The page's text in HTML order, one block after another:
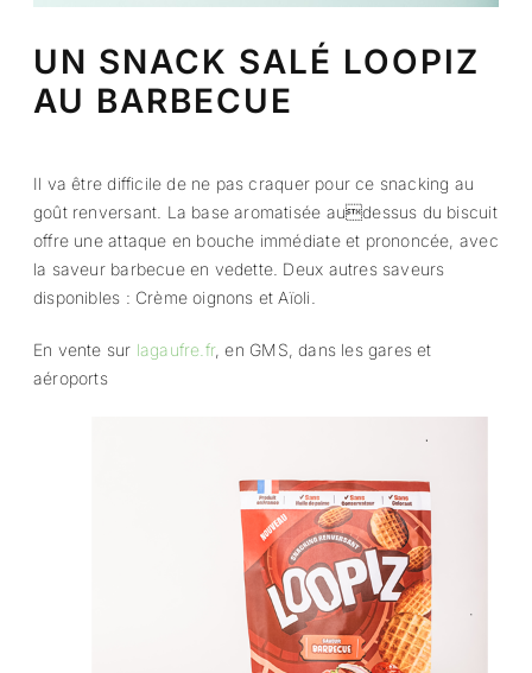
UN SNACK SALÉ LOOPIZ
AU BARBECUE
Il va être difficile de ne pas craquer pour ce snacking au
goût renversant. La base aromatisée audessus du biscuit
offre une attaque en bouche immédiate et prononcée, avec
la saveur barbecue en vedette. Deux autres saveurs
disponibles : Crème oignons et Aïoli.
En vente sur lagaufre.fr, en GMS, dans les gares et
aéroports